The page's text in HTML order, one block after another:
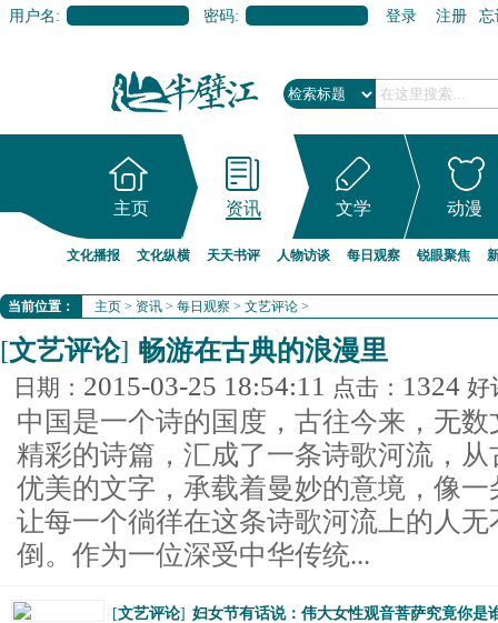
用户名: 密码: 登录 注册 忘
主页 资讯 文学 动漫
文化播报 文化纵横 天天书评 人物访谈 每日观察 锐眼聚焦
当前位置： 主页 > 资讯 > 每日观察 > 文艺评论 >
[文艺评论] 畅游在古典的浪漫里
日期： 2015-03-25 18:54:11 点击： 1324 好
中国是一个诗的国度，古往今来，无
精彩的诗篇，汇成了一条诗歌河流，
优美的文字，承载着曼妙的意境，像
让每一个徜徉在这条诗歌河流上的人
倒。作为一位深受中华传统...
[文艺评论] 妇女节有话说：伟大女性观音菩萨究竟你是